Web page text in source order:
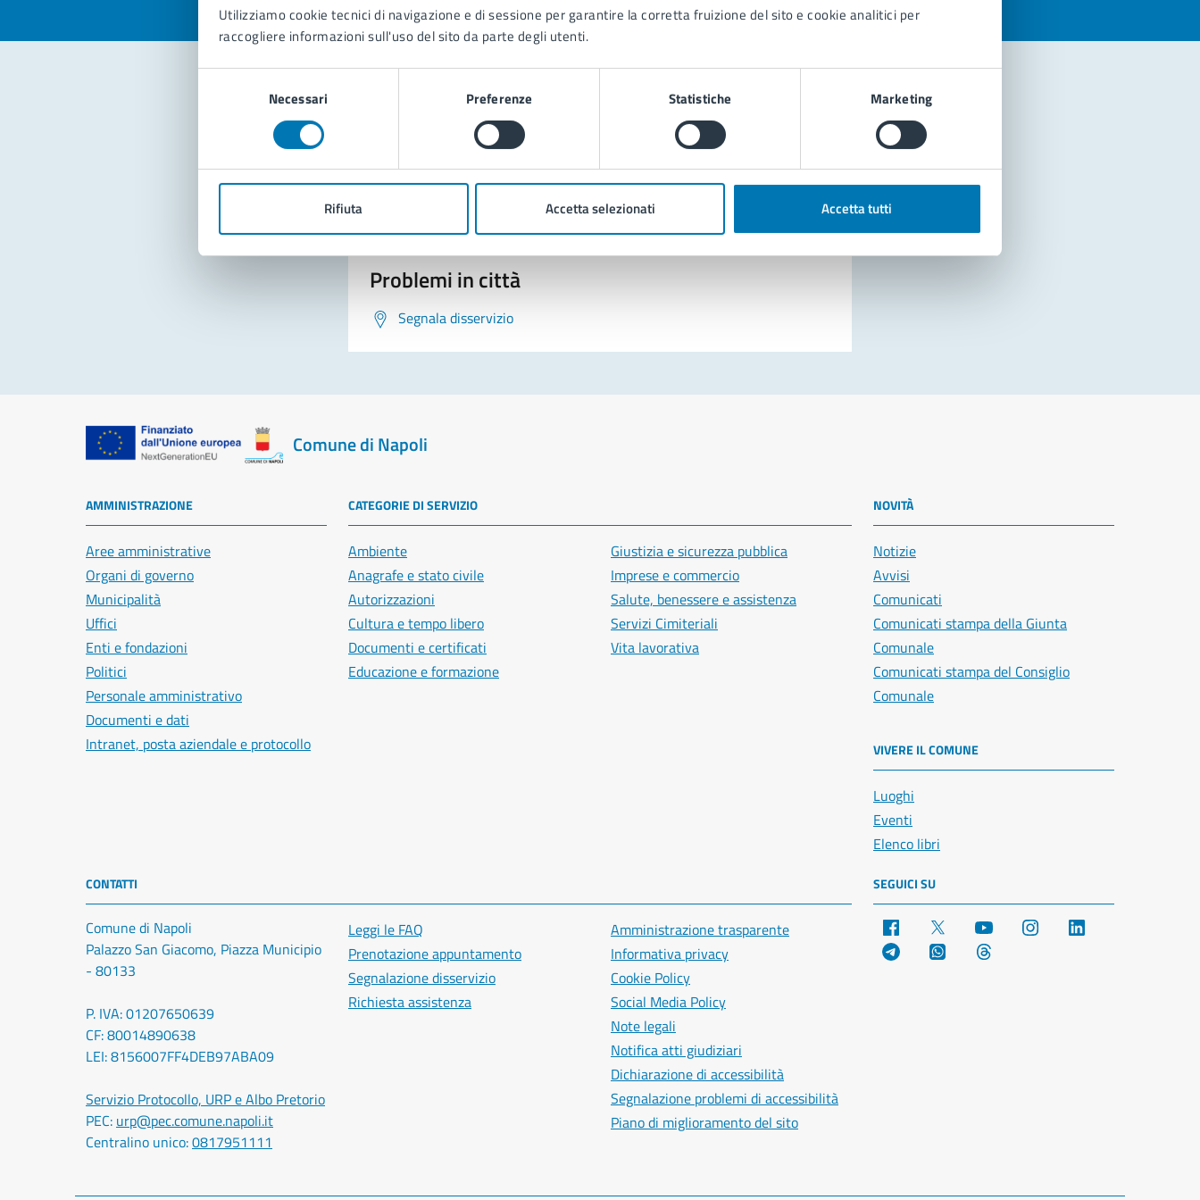
Utilizziamo cookie tecnici di navigazione e di sessione per garantire la corretta fruizione del sito e cookie analitici per
raccogliere informazioni sull'uso del sito da parte degli utenti.
Necessari Preferenze Statistiche Marketing
Rifiuta Accetta selezionati Accetta tutti
Contatta il comune
Prenota appuntamento
Problemi in città
Segnala disservizio
Comune di Napoli
AMMINISTRAZIONE
Aree amministrative
Organi di governo
Municipalità
Uffici
Enti e fondazioni
Politici
Personale amministrativo
Documenti e dati
Intranet, posta aziendale e protocollo
CATEGORIE DI SERVIZIO
Ambiente
Anagrafe e stato civile
Autorizzazioni
Cultura e tempo libero
Documenti e certificati
Educazione e formazione
Giustizia e sicurezza pubblica
Imprese e commercio
Salute, benessere e assistenza
Servizi Cimiteriali
Vita lavorativa
NOVITÀ
Notizie
Avvisi
Comunicati
Comunicati stampa della Giunta
Comunale
Comunicati stampa del Consiglio
Comunale
VIVERE IL COMUNE
Luoghi
Eventi
Elenco libri
CONTATTI
Comune di Napoli
Palazzo San Giacomo, Piazza Municipio
- 80133
P. IVA: 01207650639
CF: 80014890638
LEI: 8156007FF4DEB97ABA09
Servizio Protocollo, URP e Albo Pretorio
PEC: urp@pec.comune.napoli.it
Centralino unico:0817951111
Leggi le FAQ
Prenotazione appuntamento
Segnalazione disservizio
Richiesta assistenza
Amministrazione trasparente
Informativa privacy
Cookie Policy
Social Media Policy
Note legali
Notifica atti giudiziari
Dichiarazione di accessibilità
Segnalazione problemi di accessibilità
Piano di miglioramento del sito
SEGUICI SU
Facebook YouTube Instagram
Telegram WhatsApp